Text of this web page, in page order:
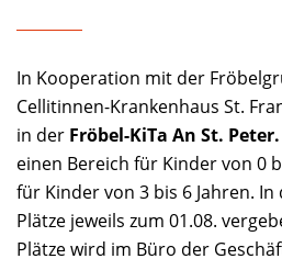
In Kooperation mit der
Cellitinnen-Krankenhaus St.
in der Fröbel-KiTa An St. Peter.
einen Bereich für Kinder von 0
für Kinder von 3 bis 6 Jahren.
Plätze jeweils zum 01.08.
Plätze wird im Büro der